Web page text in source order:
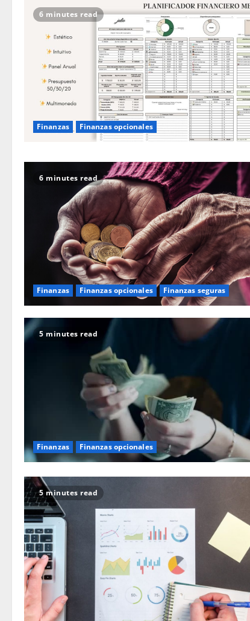
6 minutes read
Finanzas Finanzas opcionales
6 minutes read
Finanzas Finanzas opcionales Finanzas seguras
5 minutes read
Finanzas Finanzas opcionales
5 minutes read